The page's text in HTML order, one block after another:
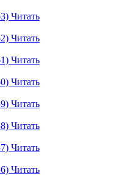
Читать
Читать
Читать
Читать
Читать
Читать
Читать
Читать